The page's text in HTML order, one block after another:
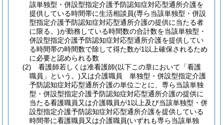
該単独型・併設型指定介護予防認知症対応型通所介護を
提供している時間帯に生活相談員(専ら当該単独型・併設
型指定介護予防認知症対応型通所介護の提供に当たる者
に限る。)が勤務している時間数の合計数を当該単独型・
併設型指定介護予防認知症対応型通所介護を提供してい
る時間帯の時間数で除して得た数が1以上確保されるため
に必要と認められる数
(2)
看護師若しくは准看護師(以下この章において「看護
職員」という。)又は介護職員 単独型・併設型指定介護
予防認知症対応型通所介護の単位ごとに、専ら当該単独
型・併設型指定介護予防認知症対応型通所介護の提供に
当たる看護職員又は介護職員が1以上及び当該単独型・併
設型指定介護予防認知症対応型通所介護を提供している
時間帯に看護職員又は介護職員(いずれも専ら当該単独